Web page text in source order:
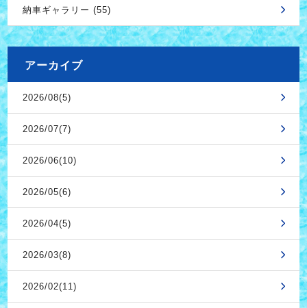
納車ギャラリー (55)
アーカイブ
2026/08(5)
2026/07(7)
2026/06(10)
2026/05(6)
2026/04(5)
2026/03(8)
2026/02(11)